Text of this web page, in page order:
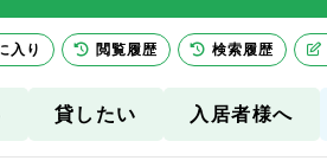
貸したい 入居者様へ
入り 閲覧履歴 検索履歴